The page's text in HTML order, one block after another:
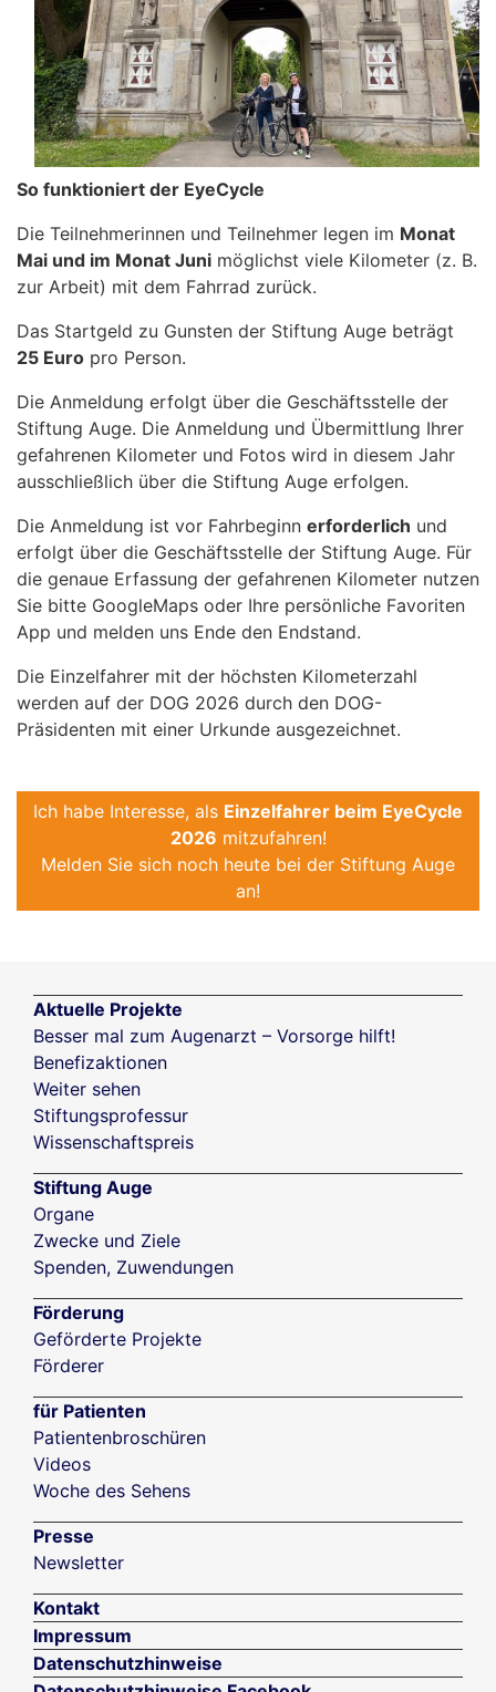
So funktioniert der EyeCycle
Die Teilnehmerinnen und Teilnehmer legen im Monat
Mai und im Monat Juni möglichst viele Kilometer (z. B.
zur Arbeit) mit dem Fahrrad zurück.
Das Startgeld zu Gunsten der Stiftung Auge beträgt
25 Euro pro Person.
Die Anmeldung erfolgt über die Geschäftsstelle der
Stiftung Auge. Die Anmeldung und Übermittlung Ihrer
gefahrenen Kilometer und Fotos wird in diesem Jahr
ausschließlich über die Stiftung Auge erfolgen.
Die Anmeldung ist vor Fahrbeginn erforderlich und
erfolgt über die Geschäftsstelle der Stiftung Auge. Für
die genaue Erfassung der gefahrenen Kilometer nutzen
Sie bitte GoogleMaps oder Ihre persönliche Favoriten
App und melden uns Ende den Endstand.
Die Einzelfahrer mit der höchsten Kilometerzahl
werden auf der DOG 2026 durch den DOG-
Präsidenten mit einer Urkunde ausgezeichnet.
Ich habe Interesse, als Einzelfahrer beim EyeCycle
2026 mitzufahren!
Melden Sie sich noch heute bei der Stiftung Auge
an!
Aktuelle Projekte
Besser mal zum Augenarzt – Vorsorge hilft!
Benefizaktionen
Weiter sehen
Stiftungsprofessur
Wissenschaftspreis
Stiftung Auge
Organe
Zwecke und Ziele
Spenden, Zuwendungen
Förderung
Geförderte Projekte
Förderer
für Patienten
Patientenbroschüren
Videos
Woche des Sehens
Presse
Newsletter
Kontakt
Impressum
Datenschutzhinweise